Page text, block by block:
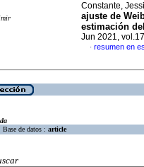
Constante,
ajuste de
estimación
Jun 2021,
· resumen en
Base de datos : article